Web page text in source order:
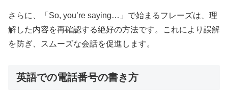
さらに、「So, you’re saying…」で始まるフレーズは、理
解した内容を再確認する絶好の方法です。これにより誤解
を防ぎ、スムーズな会話を促進します。
英語での電話番号の書き方